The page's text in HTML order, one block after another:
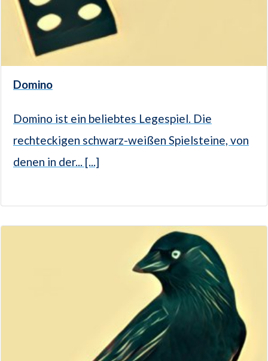
Domino
Domino ist ein beliebtes Legespiel. Die
rechteckigen schwarz-weißen Spielsteine, von
denen in der... [...]